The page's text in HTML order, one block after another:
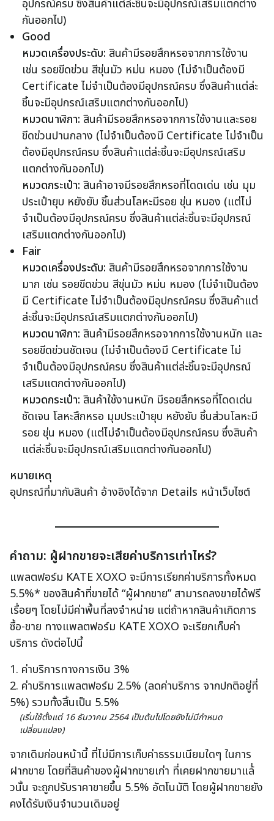
อุปกรณ์ครบ ซึ่งสินค้าแต่ล่ะชิ้นจะมีอุปกรณ์เสริมแตกต่าง
กันออกไป)
Good
หมวดเครื่องประดับ: สินค้ามีรอยสึกหรอจากการใช้งาน
เช่น รอยขีดข่วน สีขุ่นมัว หม่น หมอง (ไม่จำเป็นต้องมี
Certificate ไม่จำเป็นต้องมีอุปกรณ์ครบ ซึ่งสินค้าแต่ล่ะ
ชิ้นจะมีอุปกรณ์เสริมแตกต่างกันออกไป)
หมวดนาฬิกา: สินค้ามีรอยสึกหรอจากการใช้งานและรอย
ขีดข่วนปานกลาง (ไม่จำเป็นต้องมี Certificate ไม่จำเป็น
ต้องมีอุปกรณ์ครบ ซึ่งสินค้าแต่ล่ะชิ้นจะมีอุปกรณ์เสริม
แตกต่างกันออกไป)
หมวดกระเป๋า: สินค้าอาจมีรอยสึกหรอที่โดดเด่น เช่น มุม
ประเป๋ายุบ หยังยับ ชิ้นส่วนโลหะมีรอย ขุ่น หมอง (แต่ไม่
จำเป็นต้องมีอุปกรณ์ครบ ซึ่งสินค้าแต่ล่ะชิ้นจะมีอุปกรณ์
เสริมแตกต่างกันออกไป)
Fair
หมวดเครื่องประดับ: สินค้ามีรอยสึกหรอจากการใช้งาน
มาก เช่น รอยขีดข่วน สีขุ่นมัว หม่น หมอง (ไม่จำเป็นต้อง
มี Certificate ไม่จำเป็นต้องมีอุปกรณ์ครบ ซึ่งสินค้าแต่
ล่ะชิ้นจะมีอุปกรณ์เสริมแตกต่างกันออกไป)
หมวดนาฬิกา: สินค้ามีรอยสึกหรอจากการใช้งานหนัก และ
รอยขีดข่วนชัดเจน (ไม่จำเป็นต้องมี Certificate ไม่
จำเป็นต้องมีอุปกรณ์ครบ ซึ่งสินค้าแต่ล่ะชิ้นจะมีอุปกรณ์
เสริมแตกต่างกันออกไป)
หมวดกระเป๋า: สินค้าใช้งานหนัก มีรอยสึกหรอที่โดดเด่น
ชัดเจน โลหะสึกหรอ มุมประเป๋ายุบ หยังยับ ชิ้นส่วนโลหะมี
รอย ขุ่น หมอง (แต่ไม่จำเป็นต้องมีอุปกรณ์ครบ ซึ่งสินค้า
แต่ล่ะชิ้นจะมีอุปกรณ์เสริมแตกต่างกันออกไป)
หมายเหตุ
อุปกรณ์ที่มากับสินค้า อ้างอิงได้จาก Details หน้าเว็บไซต์
คำถาม: ผู้ฝากขายจะเสียค่าบริการเท่าไหร่?
แพลตฟอร์ม KATE XOXO จะมีการเรียกค่าบริการทั้งหมด
5.5%* ของสินค้าที่ขายได้ “ผู้ฝากขาย” สามารถลงขายได้ฟรี
เรื่อยๆ โดยไม่มีค่าพื้นที่ลงจำหน่าย แต่ถ้าหากสินค้าเกิดการ
ซื้อ-ขาย ทางแพลตฟอร์ม KATE XOXO จะเรียกเก็บค่า
บริการ ดังต่อไปนี้
1. ค่าบริการทางการเงิน 3%
2. ค่าบริการแพลตฟอร์ม 2.5% (ลดค่าบริการ จากปกติอยู่ที่
5%) รวมทั้งสิ้นเป็น 5.5%
(เริ่มใช้ตั้งแต่ 16 ธันวาคม 2564 เป็นต้นไปโดยยังไม่มีกำหนด
เปลี่ยนแปลง)
จากเดิมก่อนหน้านี้ ที่ไม่มีการเก็บค่าธรรมเนียมใดๆ ในการ
ฝากขาย โดยที่สินค้าของผู้ฝากขายเก่า ที่เคยฝากขายมาแล้่
วนั้น จะถูกปรับราคาขายขึ้น 5.5% อัตโนมัติ โดยผู้ฝากขายยัง
คงได้รับเงินจำนวนเดิมอยู่